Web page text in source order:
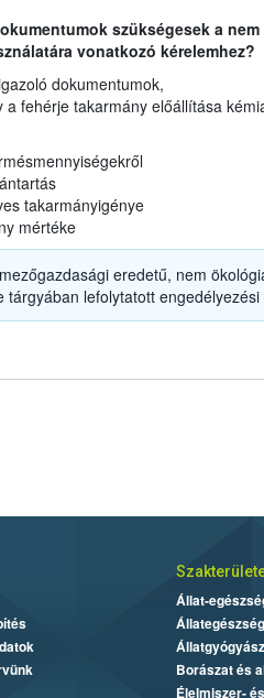
szükségesek a
vonatkozó kérelemhez?
dokumentumok,
a fehérje takarmány előállítása
takarmányigénye
mértéke
eredetű, nem
tárgyában lefolytatott
Állat-
Borászat és
Élelmiszer-